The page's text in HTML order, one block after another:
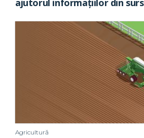
ajutorul informațiilor din
Agricultură